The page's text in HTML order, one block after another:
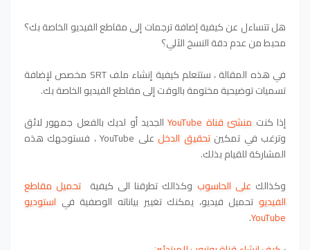
هل تتساءل عن كيفية إضافة ترجمات إلى مقاطع الفيديو الخاصة بك؟
محبط من عدم دقة النسخ الآلي؟
في هذه المقالة ، ستتعلم كيفية إنشاء ملف SRT مخصص لإضافة
تسميات توضيحية مختومة بالوقت إلى مقاطع الفيديو الخاصة بك.
إذا كنت منشئ قناة YouTube
الجديد أو لديك بالفعل جمهور لائق
وترغب في تمكينتحقيق الدخل
على YouTube ، فستوجهك هذه
المشاركة للقيام بذلك.
وكذالك على الحاسوب وكذالك تطرقنا الى كيفية تحميل مقاطع
الفيديو تحميل فيديو، يمكنك تغيير بياناته الوصفية في استوديو
YouTube
.